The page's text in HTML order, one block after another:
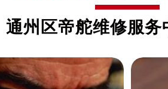
通州区帝舵维修服务